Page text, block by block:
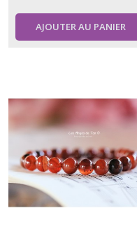
AJOUTER AU PANIER